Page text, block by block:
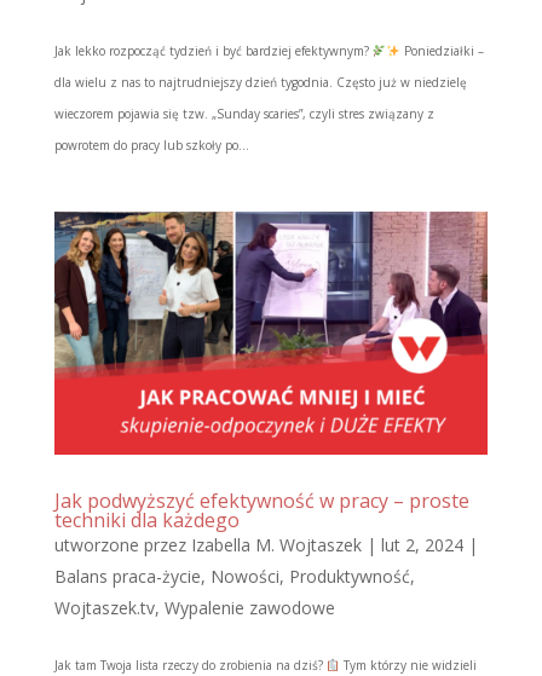
Jak lekko rozpocząć tydzień i być bardziej efektywnym?
Poniedziałki –
dla wielu z nas to najtrudniejszy dzień tygodnia. Często już w niedzielę
wieczorem pojawia się tzw. „Sunday scaries”, czyli stres związany z
powrotem do pracy lub szkoły po...
Jak podwyższyć efektywność w pracy – proste
techniki dla każdego
utworzone przez Izabella M. Wojtaszek| lut 2, 2024|
Balans praca-życie, Nowości, Produktywność,
Wojtaszek.tv, Wypalenie zawodowe
Jak tam Twoja lista rzeczy do zrobienia na dziś?
Tym którzy nie widzieli